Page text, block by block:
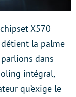
X570
détient la palme
dans
intégral,
qu’exige le